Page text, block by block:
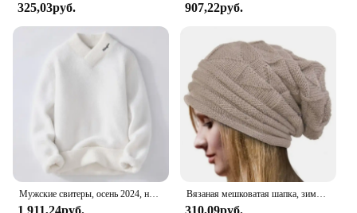
**Enhanced Comfort and Performance**
The Men Dri Power Open Bottom Sweatpants are a
testament to the fusion of style and functionality.
Crafted from a premium polyester blend, these
sweatpants offer a soft touch and a snug fit that
moves with you during your most intense training
sessions. The open bottom design provides a
modern, athletic look that transitions seamlessly
from the gym to casual outings. The Dri Power
technology integrated into the fabric ensures that
moisture is swiftly wicked away, keeping you dry
and comfortable, no matter the intensity of your
workout.
325,03руб. 907,22руб.
Мужские свитеры, осень 2024, новый стиль, мужская мода, теплый свитер, Мужские Молодежные стильные свитеры, весенние мужские шерстяные пуловеры, модель MY1080
1 911,24руб.
Вязаная мешковатая шапка, зимняя шапка оверсайз, лыжная шапка с напуском, шапочки, облегающие шапки, женские и мужские зимние шерстяные шапки унисекс
310,09руб.